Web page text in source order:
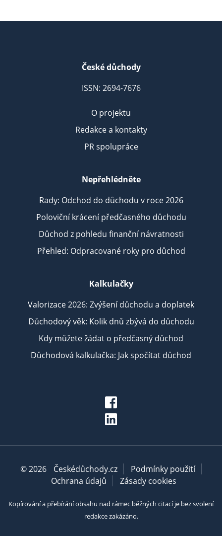
České důchody
ISSN: 2694-7676
O projektu
Redakce a kontakty
PR spolupráce
Nepřehlédněte
Rady: Odchod do důchodu v roce 2026
Poloviční krácení předčasného důchodu
Důchod z pohledu finanční návratnosti
Přehled: Odpracované roky pro důchod
Kalkulačky
Valorizace 2026: Zvýšení důchodu a doplatek
Důchodový věk: Kolik dnů zbývá do důchodu
Kdy můžete žádat o předčasný důchod
Důchodová kalkulačka: Jak spočítat důchod
© 2026 Českédůchody.cz
Podmínky použití
Ochrana údajů
Zásady cookies
Kopírování a přebírání obsahu nad rámec běžných citací je bez svolení
redakce zakázáno.